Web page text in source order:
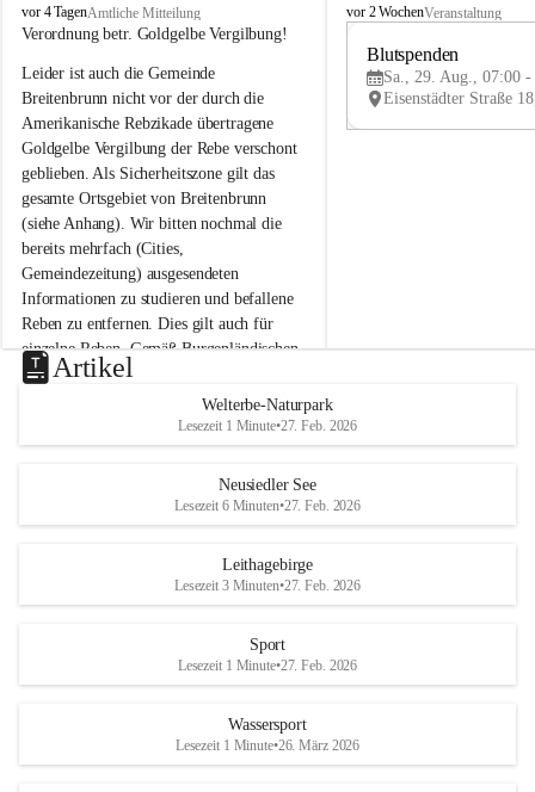
B
r
i
t
e
n
b
r
u
n
n
a
m
N
e
u
s
d
S
vor 4 TagenAmtliche Mitteilung
Verordnung betr. Goldgelbe Vergilbung!
Leider ist auch die Gemeinde
Breitenbrunn nicht vor der durch die
Amerikanische Rebzikade übertragene
Goldgelbe Vergilbung der Rebe verschont
geblieben. Als Sicherheitszone gilt das
gesamte Ortsgebiet von Breitenbrunn
(siehe Anhang). Wir bitten nochmal die
bereits mehrfach (Cities,
Gemeindezeitung) ausgesendeten
Informationen zu studieren und befallene
Reben zu entfernen. Dies gilt auch für
einzelne Reben. Gemäß Burgenländischen
Weinbaugesetz sind nicht gepflegte oder
unzulässige Weingärten zu roden! Bitte
helfen wir zusammen um unsere Winzer
vor den prognostizierten Ernteausfällen
und den daraus folgenden wirtschaftlichen
Maßnahmen zur Bekämpfung
Rebe und der Amerikanischen
Anhang VBl. EU Nr. 18
1 Seite•1,4 MB
B
e
u
e
d
r
S
vor 2 WochenVeranstaltung
Blutspenden
Sa., 29. Aug., 07:00 -
Artikel
Welterbe-Naturpark
Lesezeit 1 Minute•27. Feb. 2026
Neusiedler See
Lesezeit 6 Minuten•27. Feb. 2026
Leithagebirge
Lesezeit 3 Minuten•27. Feb. 2026
Sport
Lesezeit 1 Minute•27. Feb. 2026
Wassersport
Lesezeit 1 Minute•26. März 2026